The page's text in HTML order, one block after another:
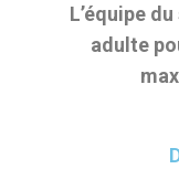
L’équipe
adulte